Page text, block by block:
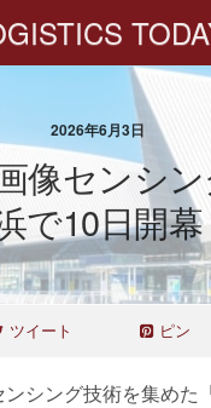
2026年6月3日
像センシ
で10日開幕
ツイート ピン
シング技術を集めた